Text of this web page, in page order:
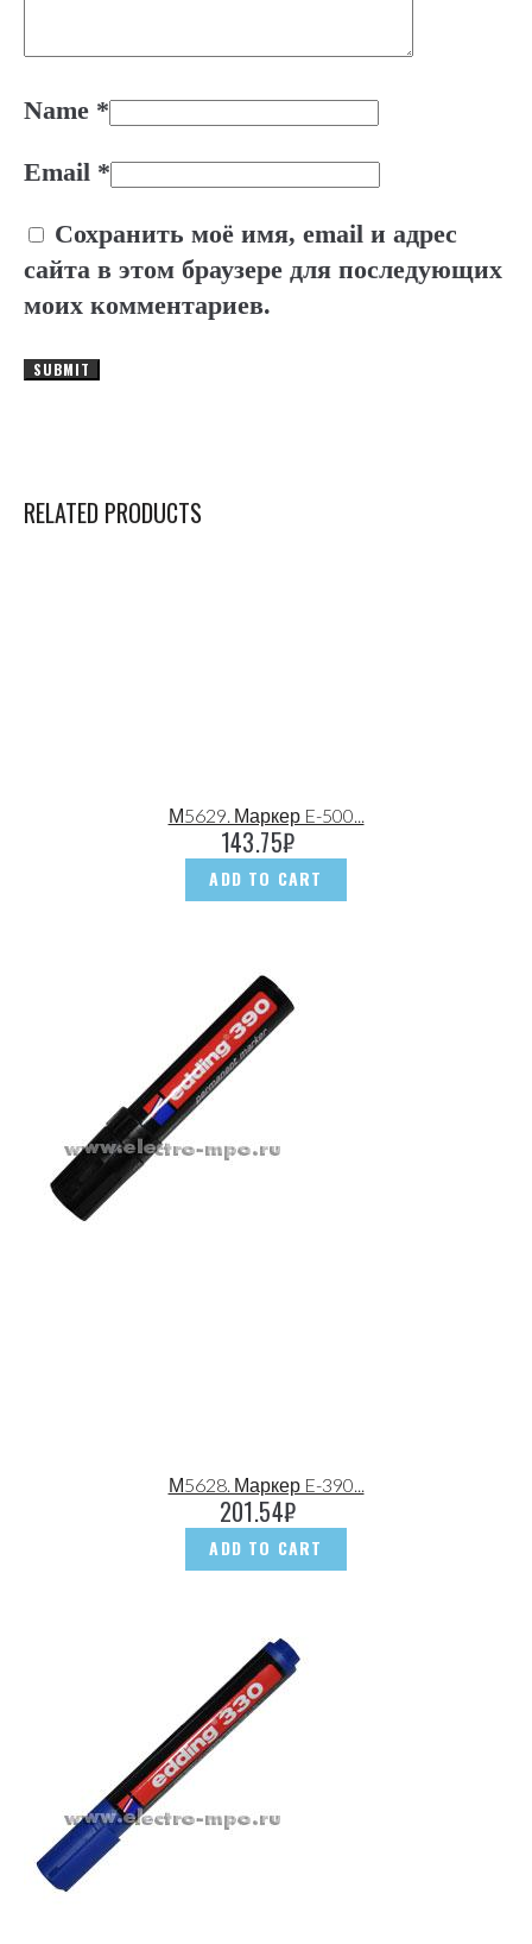
Name *
Email *
Сохранить моё имя, email и адрес
сайта в этом браузере для последующих
моих комментариев.
RELATED PRODUCTS
М5629. Маркер E-500...
143.75₽
ADD TO CART
М5628. Маркер E-390...
201.54₽
ADD TO CART